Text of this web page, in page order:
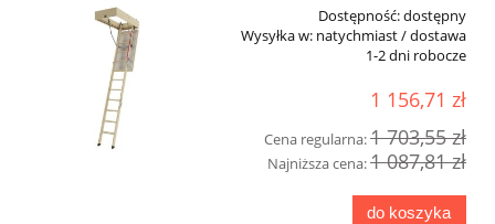
Dostępność:dostępny
Wysyłka w: natychmiast / dostawa
1-2 dni robocze
1 156,71 zł
Cena regularna:1 703,55 zł
Najniższa cena:1 087,81 zł
do koszyka